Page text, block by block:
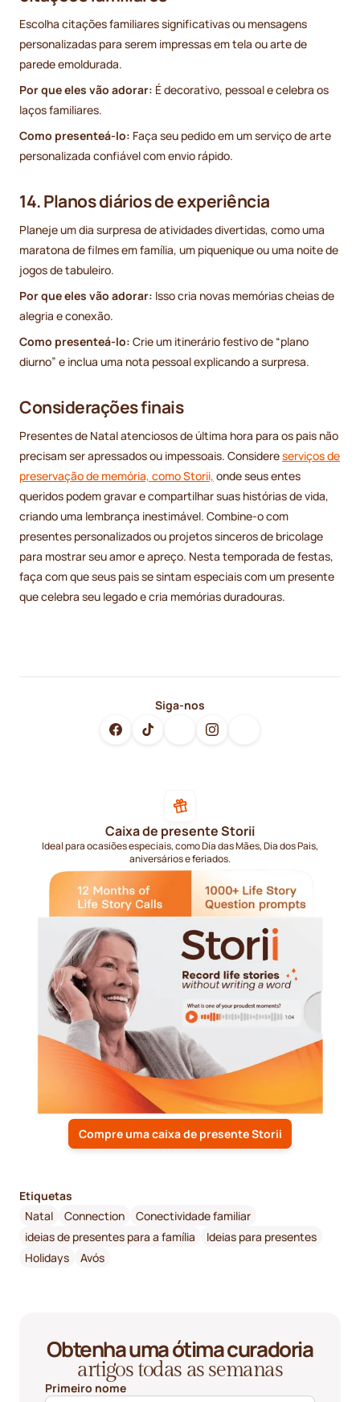
Escolha citações familiares significativas ou mensagens
personalizadas para serem impressas em tela ou arte de
parede emoldurada.
Por que eles vão adorar: É decorativo, pessoal e celebra os
laços familiares.
Como presenteá-lo: Faça seu pedido em um serviço de arte
personalizada confiável com envio rápido.
14. Planos diários de experiência
Planeje um dia surpresa de atividades divertidas, como uma
maratona de filmes em família, um piquenique ou uma noite de
jogos de tabuleiro.
Por que eles vão adorar: Isso cria novas memórias cheias de
alegria e conexão.
Como presenteá-lo: Crie um itinerário festivo de “plano
diurno” e inclua uma nota pessoal explicando a surpresa.
Considerações finais
Presentes de Natal atenciosos de última hora para os pais não
precisam ser apressados ou impessoais. Considereserviços de
preservação de memória, como Storii, onde seus entes
queridos podem gravar e compartilhar suas histórias de vida,
criando uma lembrança inestimável. Combine-o com
presentes personalizados ou projetos sinceros de bricolage
para mostrar seu amor e apreço. Nesta temporada de festas,
faça com que seus pais se sintam especiais com um presente
que celebra seu legado e cria memórias duradouras.
Siga-nos
Caixa de presente Storii
Ideal para ocasiões especiais, como Dia das Mães, Dia dos Pais,
aniversários e feriados.
Compre uma caixa de presente Storii
Etiquetas
Natal
Connection
Conectividade familiar
ideias de presentes para a família
Ideias para presentes
Holidays
Avós
Obtenha uma ótima curadoria
artigos todas as semanas
Primeiro nome